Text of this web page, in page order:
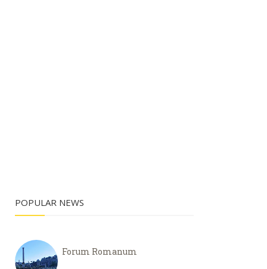
POPULAR NEWS
Forum Romanum